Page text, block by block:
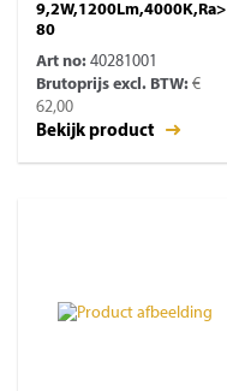
9,2W,1200Lm,4000K,Ra>
80
Art no: 40281001
Brutoprijs excl. BTW: €
62,00
Bekijk product